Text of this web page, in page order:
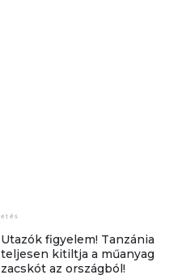
Utazók figyelem! Tanzánia
teljesen kitiltja a műanyag
zacskót az országból!